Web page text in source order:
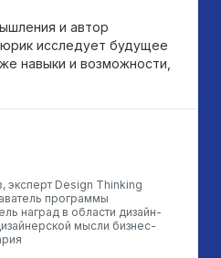
и автор
исследует будущее
навыки и возможности,
эксперт Design Thinking
программы
наград в области дизайн-
мысли бизнес-